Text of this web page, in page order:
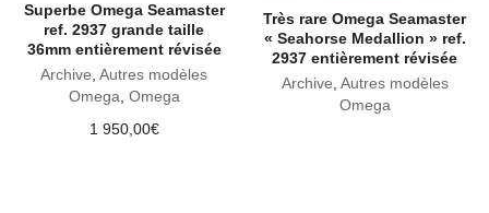
Superbe Omega Seamaster
ref. 2937 grande taille
36mm entièrement révisée
Archive ,Autres modèles
Omega Omega
1 950,00€
Très rare Omega Seamaster
« Seahorse Medallion » ref.
2937 entièrement révisée
Archive Autres modèles
Omega